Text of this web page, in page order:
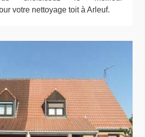
votre nettoyage toit à Arleuf.